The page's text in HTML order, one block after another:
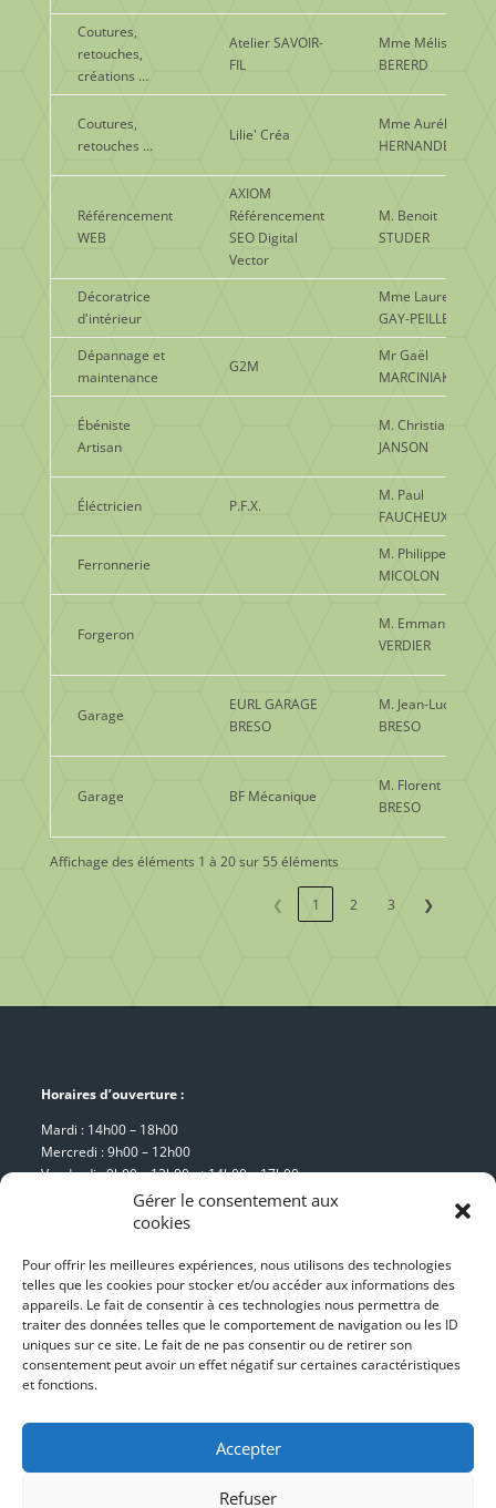
Gérer le consentement aux
cookies
Pour offrir les meilleures expériences, nous utilisons des technologies
telles que les cookies pour stocker et/ou accéder aux informations des
appareils. Le fait de consentir à ces technologies nous permettra de
traiter des données telles que le comportement de navigation ou les ID
uniques sur ce site. Le fait de ne pas consentir ou de retirer son
consentement peut avoir un effet négatif sur certaines caractéristiques
et fonctions.
Accepter
Refuser
Coutures,
retouches,
créations …
Atelier SAVOIR-
FIL
Mme Mélissa
BERERD
Coutures,
retouches …
Lilie' Créa
Mme Aurélie
HERNANDEZ
Référencement
WEB
AXIOM
Référencement
SEO Digital
Vector
M. Benoit
STUDER
Décoratrice
d'intérieur
Mme Laure
GAY-PEILLER
Dépannage et
maintenance
G2M
Mr Gaël
MARCINIAK
Ébéniste
Artisan
M. Christian
JANSON
Éléctricien P.F.X.
M. Paul
FAUCHEUX
Ferronnerie
M. Philippe
MICOLON
Forgeron
M. Emmanuel
VERDIER
Garage
EURL GARAGE
BRESO
M. Jean-Luc
BRESO
Garage BF Mécanique
M. Florent
BRESO
Affichage des éléments 1 à 20 sur 55 éléments
❮ 1 2 3 ❯
Horaires d’ouverture :
Mardi : 14h00 – 18h00
Mercredi : 9h00 – 12h00
Vendredi : 9h00 – 12h00 et 14h00 – 17h00
Samedi : 9h00 – 12h00
Mairie de Pouilly-lès-Feurs
8, place de la Mairie
42 110 Pouilly-lès-Feurs
Tél : 04 77 26 05 84
Mentions Légales